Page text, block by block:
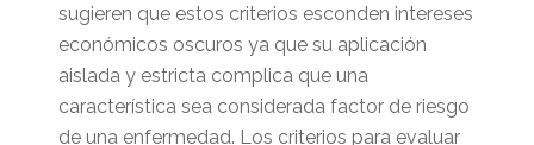
sugieren que estos criterios esconden intereses
económicos oscuros ya que su aplicación
aislada y estricta complica que una
característica sea considerada factor de riesgo
de una enfermedad. Los criterios para evaluar